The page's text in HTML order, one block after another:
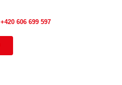
+420 606 699 597